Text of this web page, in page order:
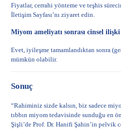
Fiyatlar, cerrahi yönteme ve teşhis
İletişim Sayfası’nı ziyaret edin.
Miyom ameliyatı sonrası cinsel
Evet, iyileşme tamamlandıktan sonra
mümkün olabilir.
Sonuç
“Rahiminiz sizde kalsın, biz sadece
tıbbın miyom tedavisinde sunduğu en
Şişli’de Prof. Dr. Hanifi Şahin’in pelvik